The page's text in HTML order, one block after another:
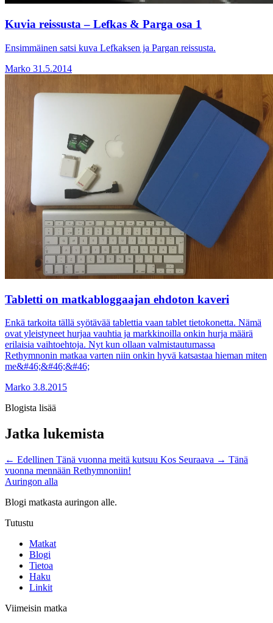
Kuvia reissusta – Lefkas & Parga osa 1
Ensimmäinen satsi kuva Lefkaksen ja Pargan reissusta.
Marko 31.5.2014
Tabletti on matkabloggaajan ehdoton kaveri
Enkä tarkoita tällä syötävää tablettia vaan tablet tietokonetta. Nämä
ovat yleistyneet hurjaa vauhtia ja markkinoilla onkin hurja määrä
erilaisia vaihtoehtoja. Nyt kun ollaan valmistautumassa
Rethymnonin matkaa varten niin onkin hyvä katsastaa hieman miten
me&#46;&#46;&#46;
Marko 3.8.2015
Blogista lisää
Jatka lukemista
← Edellinen Tänä vuonna meitä kutsuu Kos Seuraava → Tänä
vuonna mennään Rethymnoniin!
Auringon alla
Blogi matkasta auringon alle.
Tutustu
Matkat
Blogi
Tietoa
Haku
Linkit
Viimeisin matka